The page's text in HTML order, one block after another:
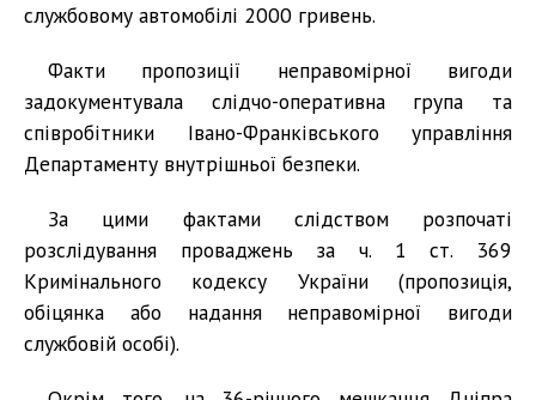
службовому автомобілі 2000 гривень.
Факти пропозиції неправомірної вигоди
задокументувала слідчо-оперативна група та
співробітники Івано-Франківського управління
Департаменту внутрішньої безпеки.
За цими фактами слідством розпочаті
розслідування проваджень за ч. 1 ст. 369
Кримінального кодексу України (пропозиція,
обіцянка або надання неправомірної вигоди
службовій особі).